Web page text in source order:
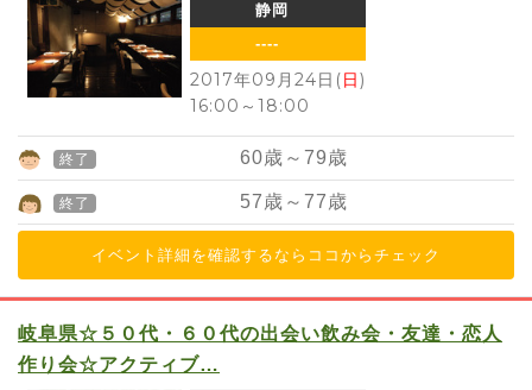
静岡
----
2017年09月24日(日)
16:00 ～ 18:00
終了 60歳～79歳
終了 57歳～77歳
イベント詳細を確認するならココからチェック
岐阜県☆５０代・６０代の出会い飲み会・友達・恋人
作り会☆アクティブ…